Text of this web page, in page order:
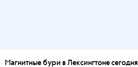
Магнитные бури в Лексингтоне сегодня